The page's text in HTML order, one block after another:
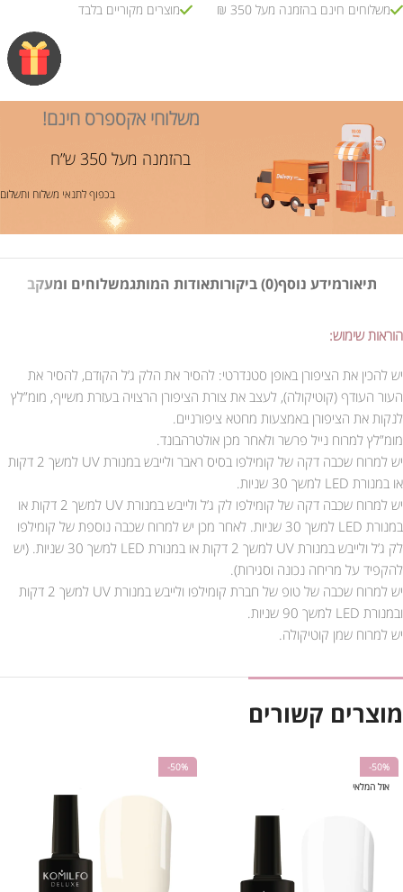
משלוחים חינם בהזמנה מעל 350 ₪
מוצרים מקוריים בלבד
משלוחי אקספרס חינם!
בהזמנה מעל 350 ש”ח
בכפוף לתנאי משלוח ותשלום
תיאורמידע נוסף(0) ביקורות אודות המותגמשלוחים ומעקב
הוראות שימוש:
יש להכין את הציפורן באופן סטנדרטי: להסיר את הלק ג’ל הקודם, להסיר את
העור העודף (קוטיקולה), לעצב את צורת הציפורן הרצויה בעזרת משייף, מומ”לץ
לנקות את הציפורן באמצעות מחטא ציפורניים.
מומ”לץ למרוח נייל פרשר ולאחר מכן אולטרהבונד.
יש למרוח שכבה דקה של קומילפו בסיס ראבר ולייבש במנורת UV למשך 2 דקות
או במנורת LED למשך 30 שניות.
יש למרוח שכבה דקה של קומילפו לק ג’ל ולייבש במנורת UV למשך 2 דקות או
במנורת LED למשך 30 שניות. לאחר מכן יש למרוח שכבה נוספת של קומילפו
לק ג’ל ולייבש במנורת UV למשך 2 דקות או במנורת LED למשך 30 שניות. (יש
להקפיד על מריחה נכונה וסגירות).
יש למרוח שכבה של טופ של חברת קומילפו ולייבש במנורת UV למשך 2 דקות
ובמנורת LED למשך 90 שניות.
יש למרוח שמן קוטיקולה.
מוצרים קשורים
-50%
אזל המלאי
-50%